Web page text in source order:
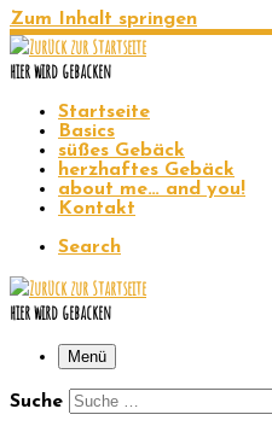
Zum Inhalt springen
hier wird gebacken
Startseite
Basics
süßes Gebäck
herzhaftes Gebäck
about me… and you!
Kontakt
Search
hier wird gebacken
Menü
Suche